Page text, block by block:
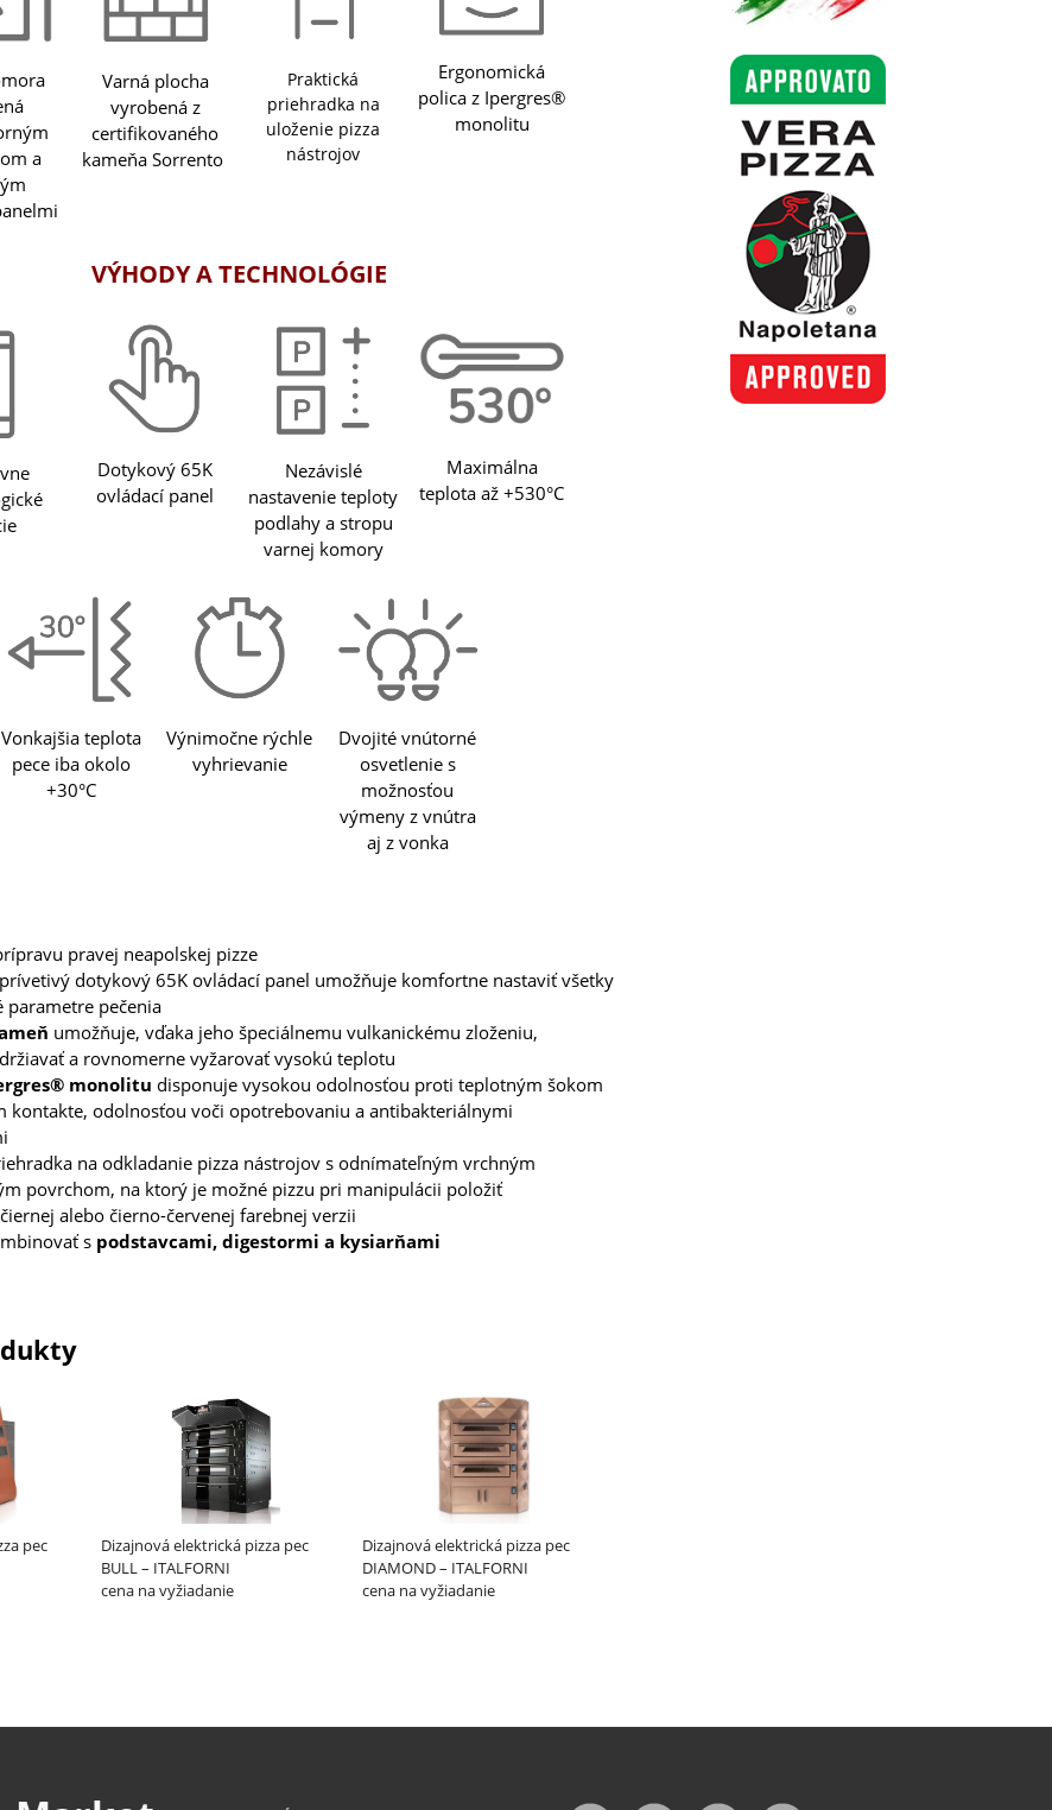
a
Varná plocha
vyrobená z
certifikovaného
kameňa Sorrento
Praktická
priehradka na
uloženie pizza
nástrojov
Ergonomická
polica z Ipergres®
monolitu
VÝHODY A TECHNOLÓGIE
Dotykový 65K
ovládací panel
Nezávislé
nastavenie teploty
podlahy a stropu
varnej komory
Maximálna
teplota až +530°C
Vonkajšia teplota
pece iba okolo
+30°C
Výnimočne rýchle
vyhrievanie
Dvojité vnútorné
osvetlenie s
možnosťou
výmeny z vnútra
aj z vonka
pravej neapolskej pizze
dotykový 65K ovládací panel umožňuje komfortne nastaviť všetky
parametre pečenia
umožňuje, vďaka jeho špeciálnemu vulkanickému zloženiu,
a rovnomerne vyžarovať vysokú teplotu
monolitu disponuje vysokou odolnosťou proti teplotným šokom
kontakte, odolnosťou voči opotrebovaniu a antibakteriálnymi
na odkladanie pizza nástrojov s odnímateľným vrchným
povrchom, na ktorý je možné pizzu pri manipulácii položiť
alebo čierno-červenej farebnej verzii
s podstavcami, digestormi a kysiarňami
pec
Dizajnová elektrická pizza pec
BULL – ITALFORNI
cena na vyžiadanie
Dizajnová elektrická pizza pec
DIAMOND – ITALFORNI
cena na vyžiadanie